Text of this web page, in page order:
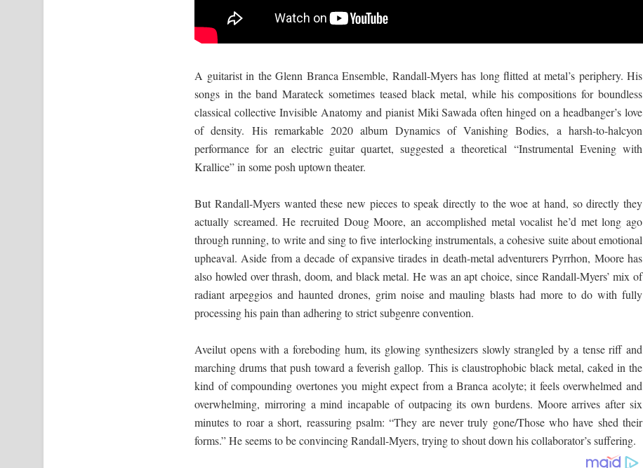
A guitarist in the Glenn Branca Ensemble, Randall-Myers has long flitted at metal’s periphery. His
songs in the band Marateck sometimes teased black metal, while his compositions for boundless
classical collective Invisible Anatomy and pianist Miki Sawada often hinged on a headbanger’s love
of density. His remarkable 2020 album Dynamics of Vanishing Bodies, a harsh-to-halcyon
performance for an electric guitar quartet, suggested a theoretical “Instrumental Evening with
Krallice” in some posh uptown theater.
But Randall-Myers wanted these new pieces to speak directly to the woe at hand, so directly they
actually screamed. He recruited Doug Moore, an accomplished metal vocalist he’d met long ago
through running, to write and sing to five interlocking instrumentals, a cohesive suite about emotional
upheaval. Aside from a decade of expansive tirades in death-metal adventurers Pyrrhon, Moore has
also howled over thrash, doom, and black metal. He was an apt choice, since Randall-Myers’ mix of
radiant arpeggios and haunted drones, grim noise and mauling blasts had more to do with fully
processing his pain than adhering to strict subgenre convention.
Aveilut opens with a foreboding hum, its glowing synthesizers slowly strangled by a tense riff and
marching drums that push toward a feverish gallop. This is claustrophobic black metal, caked in the
kind of compounding overtones you might expect from a Branca acolyte; it feels overwhelmed and
overwhelming, mirroring a mind incapable of outpacing its own burdens. Moore arrives after six
minutes to roar a short, reassuring psalm: “They are never truly gone/Those who have shed their
forms.” He seems to be convincing Randall-Myers, trying to shout down his collaborator’s suffering.